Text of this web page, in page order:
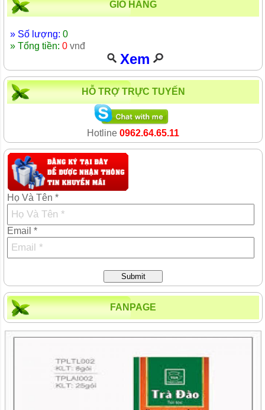
GIỎ HÀNG
» Số lượng: 0
» Tổng tiền: 0 vnđ
Xem
HỖ TRỢ TRỰC TUYẾN
Hotline 0962.64.65.11
Họ Và Tên *
Email *
Submit
FANPAGE